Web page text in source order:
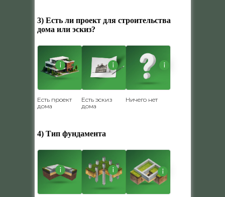
3) Есть ли проект для строительства
дома или эскиз?
Есть проект
дома
Есть эскиз
дома
Ничего нет
4) Тип фундамента